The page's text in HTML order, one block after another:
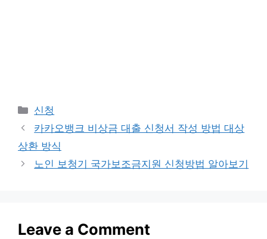
Categories
신청
카카오뱅크 비상금 대출 신청서 작성 방법 대상
상환 방식
노인 보청기 국가보조금지원 신청방법 알아보기
Leave a Comment